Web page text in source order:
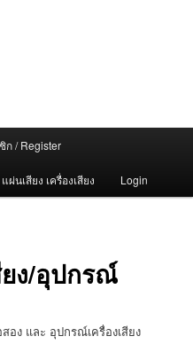
ก / Register
นเสียง เครื่องเสียง Login
ยง/อุปกรณ์
อง และ อุปกรณ์เครื่องเสียง